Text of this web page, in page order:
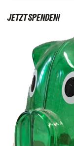
JETZT SPENDEN!